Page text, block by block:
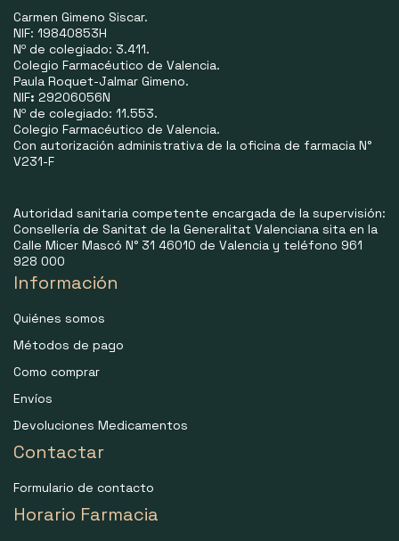
Carmen Gimeno Siscar.
NIF: 19840853H
Nº de colegiado: 3.411.
Colegio Farmacéutico de Valencia.
Paula Roquet-Jalmar Gimeno.
NIF: 29206056N
Nº de colegiado: 11.553.
Colegio Farmacéutico de Valencia.
Con autorización administrativa de la oficina de farmacia N°
V231-F
Autoridad sanitaria competente encargada de la supervisión:
Consellería de Sanitat de la Generalitat Valenciana sita en la
Calle Micer Mascó N° 31 46010 de Valencia y teléfono 961
928 000
Información
Quiénes somos
Métodos de pago
Como comprar
Envíos
Devoluciones Medicamentos
Contactar
Formulario de contacto
Horario Farmacia